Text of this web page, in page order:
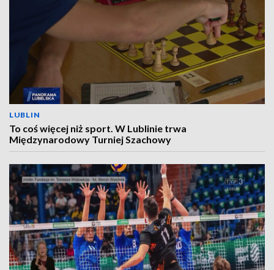
LUBLIN
To coś więcej niż sport. W Lublinie trwa
Międzynarodowy Turniej Szachowy